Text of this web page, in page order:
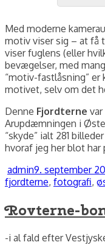
Med moderne
motiv viser sig – at få
viser fuglens (eller
bevægelser, med
“motiv-fastlåsning”
motivet, selv om det
Denne Fjordterne
Arupdæmningen i
“skyde” ialt 281
hvoraf jeg her blot
Forfatter
adminUdgivet
9. september
fjordterne, fotografi,
Rovterne-
-i al fald efter